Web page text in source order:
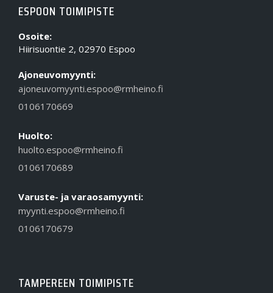
ESPOON TOIMIPISTE
Osoite:
Hiirisuontie 2, 02970 Espoo
Ajoneuvomyynti:
ajoneuvomyynti.espoo@rmheino.fi
0106170669
Huolto:
huolto.espoo@rmheino.fi
0106170689
Varuste- ja varaosamyynti:
myynti.espoo@rmheino.fi
0106170679
TAMPEREEN TOIMIPISTE